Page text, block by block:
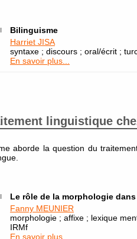
Bilinguisme
Harriet JISA
syntaxe ; discours ; oral/écrit ;
En savoir plus...
linguistique
aborde la question du
Le rôle de la morphologie
Fanny MEUNIER
morphologie ; affixe ; lexique
IRMf
En savoir plus...